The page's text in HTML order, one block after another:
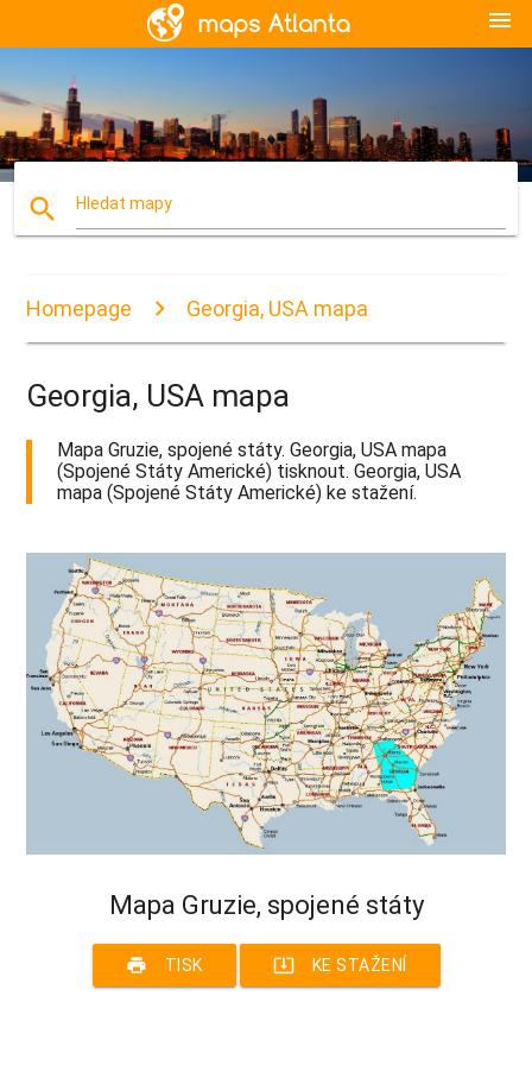
menu
search Hledat mapy
Homepage Georgia, USA mapa
Georgia, USA mapa
Mapa Gruzie, spojené státy. Georgia, USA mapa
(Spojené Státy Americké) tisknout. Georgia, USA
mapa (Spojené Státy Americké) ke stažení.
Mapa Gruzie, spojené státy
print TISK system_update_alt KE STAŽENÍ